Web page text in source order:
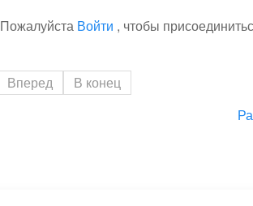
Пожалуйста Войти , чтобы
Вперед
В конец